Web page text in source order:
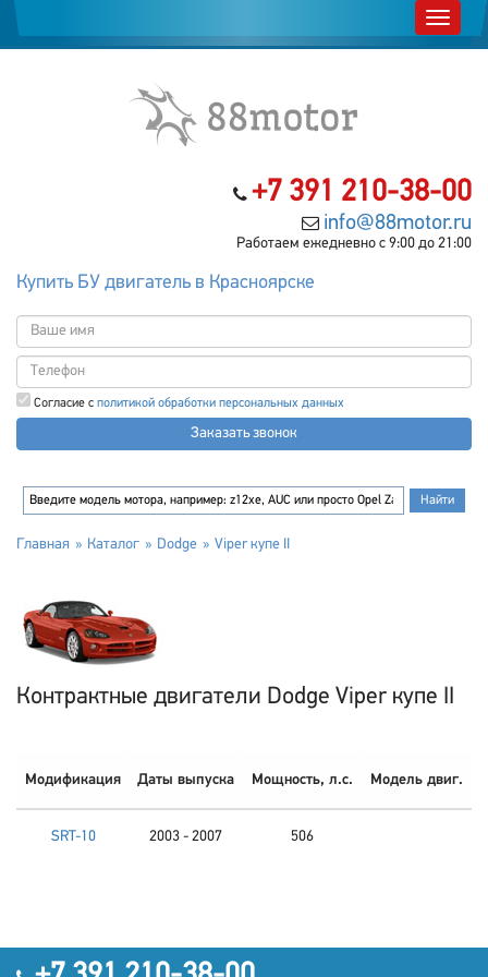
+7 391 210-38-00
info@88motor.ru
Работаем ежедневно с 9:00 до 21:00
Купить БУ двигатель в Красноярске
Согласие с политикой обработки персональных данных
Заказать звонок
Главная Каталог Dodge Viper купе II
Контрактные двигатели Dodge Viper купе II
Модификация Даты выпуска Мощность, л.с. Модель двиг.
SRT-10 2003 - 2007 506